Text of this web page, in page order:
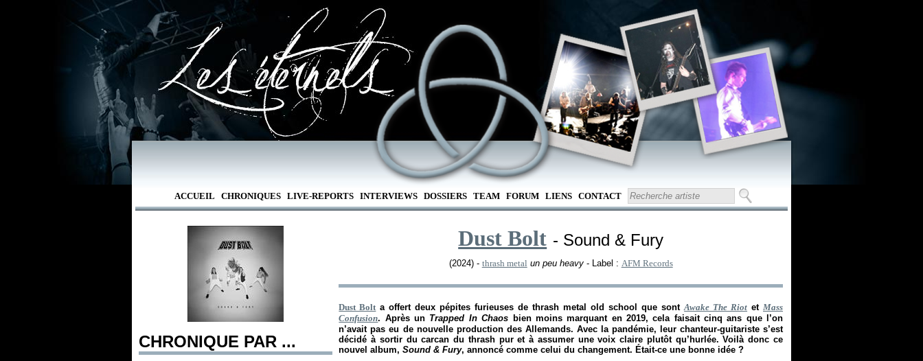
ACCUEIL CHRONIQUES LIVE-REPORTS INTERVIEWS DOSSIERS TEAM FORUM LIENS CONTACT
CHRONIQUE PAR ...
Dust Bolt - Sound & Fury
(2024) - thrash metal un peu heavy- Label : AFM Records
Dust Bolta offert deux pépites furieuses de thrash metal old school que sont Awake The Riot etMass
Confusion. Après un Trapped In Chaos bien moins marquant en 2019, cela faisait cinq ans que l’on
n’avait pas eu de nouvelle production des Allemands. Avec la pandémie, leur chanteur-guitariste s’est
décidé à sortir du carcan du thrash pur et à assumer une voix claire plutôt qu’hurlée. Voilà donc ce
nouvel album,Sound & Fury, annoncé comme celui du changement. Était-ce une bonne idée ?